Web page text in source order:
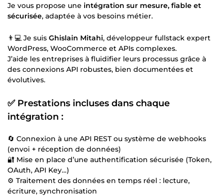
Je vous propose une intégration sur mesure, fiable et
sécurisée, adaptée à vos besoins métier.
👨💻 Je suis Ghislain Mitahi, développeur fullstack expert
WordPress, WooCommerce et APIs complexes.
J’aide les entreprises à fluidifier leurs processus grâce à
des connexions API robustes, bien documentées et
évolutives.
✅ Prestations incluses dans chaque
intégration :
🔄 Connexion à une API REST ou système de webhooks
(envoi + réception de données)
🔐 Mise en place d’une authentification sécurisée (Token,
OAuth, API Key…)
⚙️ Traitement des données en temps réel : lecture,
écriture, synchronisation